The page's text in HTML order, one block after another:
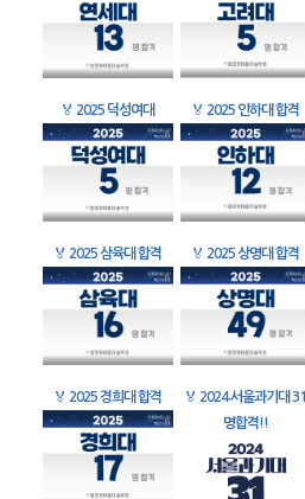
🏅 2025 덕성여대 🏅 2025 인하대 합격
🏅 2025 삼육대 합격 🏅 2025 상명대 합격
🏅 2025 경희대 합격 🏅 2024 서울과기대 31
명합격!!